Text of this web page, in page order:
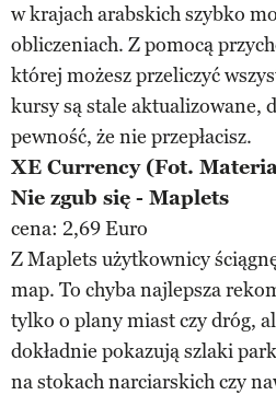
w krajach arabskich szybko
obliczeniach. Z pomocą
której możesz przeliczyć
kursy są stale aktualizowane,
pewność, że nie przepłacisz.
XE Currency (Fot.
Nie zgub się - Maplets
cena: 2,69 Euro
Z Maplets użytkownicy
map. To chyba najlepsza
tylko o plany miast czy dróg,
dokładnie pokazują szlaki
na stokach narciarskich czy